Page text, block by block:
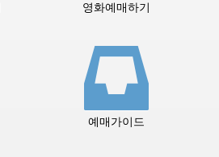
영화예매하기
예매가이드